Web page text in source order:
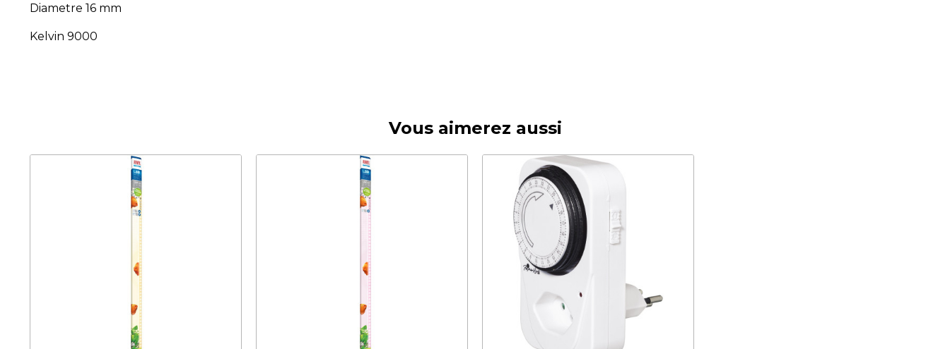
Diametre 16 mm
Kelvin 9000
Vous aimerez aussi